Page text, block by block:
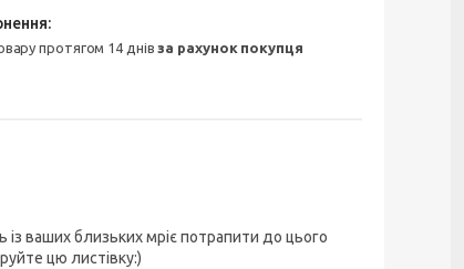
протягом 14 днівза рахунок покупця
ваших близьких мріє потрапити до цього
цю листівку:)